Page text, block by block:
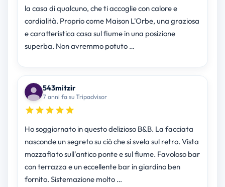
la casa di qualcuno, che ti accoglie con calore e
cordialità. Proprio come Maison L'Orbe, una graziosa
e caratteristica casa sul fiume in una posizione
superba. Non avremmo potuto …
543mitzir
7 anni fa su Tripadvisor
Ho soggiornato in questo delizioso B&B. La facciata
nasconde un segreto su ciò che si svela sul retro. Vista
mozzafiato sull'antico ponte e sul fiume. Favoloso bar
con terrazza e un eccellente bar in giardino ben
fornito. Sistemazione molto …